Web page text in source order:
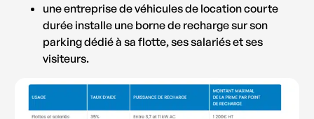
une entreprise de véhicules de location courte
durée installe une borne de recharge sur son
parking dédié à sa flotte, ses salariés et ses
visiteurs.